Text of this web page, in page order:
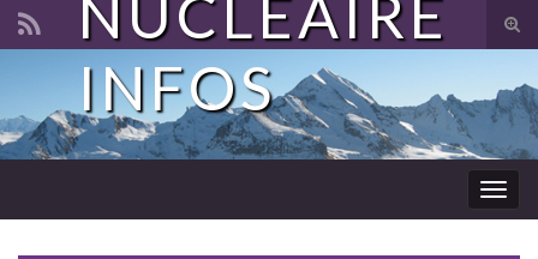
Search for:
NUCLÉAIRE
INFOS